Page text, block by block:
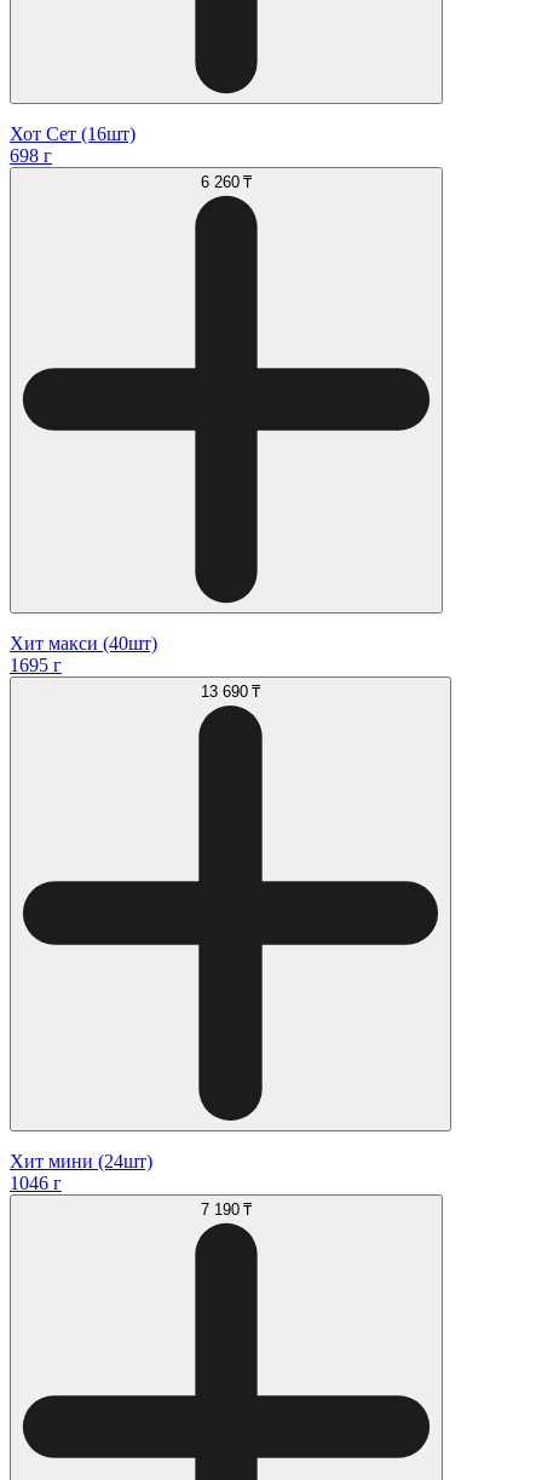
Хот Сет (16шт)
698 г
6 260 ₸
Хит макси (40шт)
1695 г
13 690 ₸
Хит мини (24шт)
1046 г
7 190 ₸